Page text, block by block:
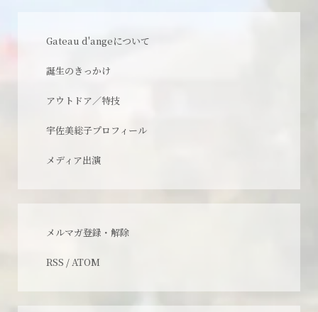
Gateau d'angeについて
誕生のきっかけ
アウトドア／特技
宇佐美総子プロフィール
メディア出演
メルマガ登録・解除
RSS /ATOM